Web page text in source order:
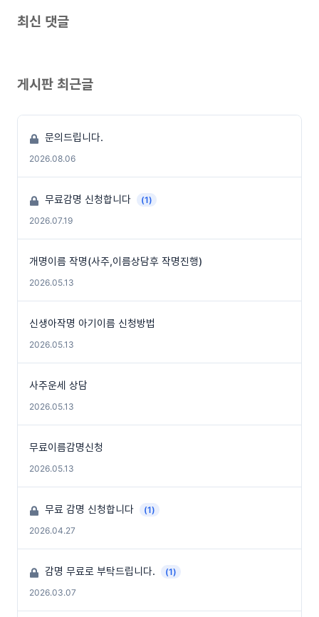
최신 댓글
게시판 최근글
문의드립니다.
2026.08.06
무료감명 신청합니다
(1)
2026.07.19
개명이름 작명(사주,이름상담후 작명진행)
2026.05.13
신생아작명 아기이름 신청방법
2026.05.13
사주운세 상담
2026.05.13
무료이름감명신청
2026.05.13
무료 감명 신청합니다
(1)
2026.04.27
감명 무료로 부탁드립니다.
(1)
2026.03.07